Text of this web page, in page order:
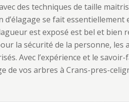
des techniques de taille
d’élagage se fait
est exposé est bel et bien
la sécurité de la personne, les
Avec l’expérience et le
de vos arbres à Crans-pres-